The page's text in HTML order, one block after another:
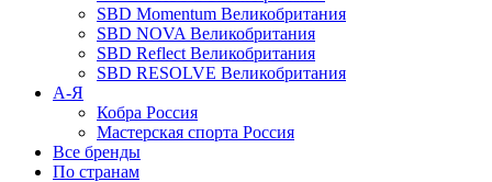
SBD Momentum Великобритания
SBD NOVA Великобритания
SBD Reflect Великобритания
SBD RESOLVE Великобритания
А-Я
Кобра Россия
Мастерская спорта Россия
Все бренды
По странам